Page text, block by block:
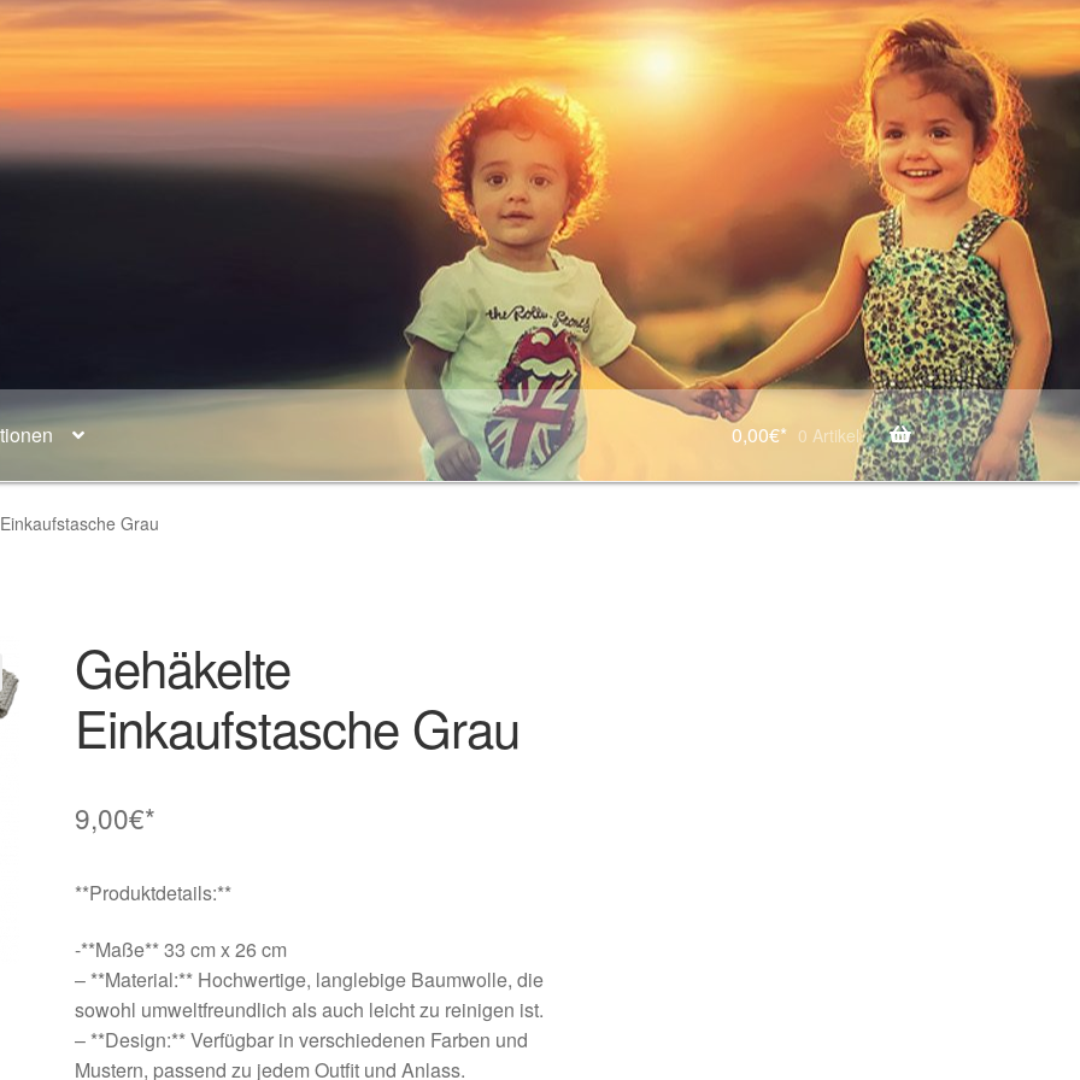
0,00€* 0 Artikel
Grau
Gehäkelte
Einkaufstasche Grau
9,00€*
**Produktdetails:**
-**Maße** 33 cm x 26 cm
– **Material:** Hochwertige, langlebige Baumwolle, die
sowohl umweltfreundlich als auch leicht zu reinigen ist.
– **Design:** Verfügbar in verschiedenen Farben und
Mustern, passend zu jedem Outfit und Anlass.